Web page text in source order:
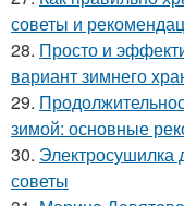
советы и
28. Просто и
вариант зимнего
29.
зимой: основные
30. Электросушилка
советы